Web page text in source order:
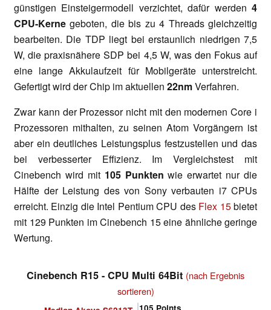
günstigen Einsteigermodell verzichtet, dafür werden 4
CPU-Kerne geboten, die bis zu 4 Threads gleichzeitig
bearbeiten. Die TDP liegt bei erstaunlich niedrigen 7,5
W, die praxisnähere SDP bei 4,5 W, was den Fokus auf
eine lange Akkulaufzeit für Mobilgeräte unterstreicht.
Gefertigt wird der Chip im aktuellen 22nmVerfahren.
Zwar kann der Prozessor nicht mit den modernen Core i
Prozessoren mithalten, zu seinen Atom Vorgängern ist
aber ein deutliches Leistungsplus festzustellen und das
bei verbesserter Effizienz. Im Vergleichstest mit
Cinebench wird mit 105 Punkten wie erwartet nur die
Hälfte der Leistung des von Sony verbauten i7 CPUs
erreicht. Einzig die Intel Pentium CPU des Flex 15bietet
mit 129 Punkten im Cinebench 15 eine ähnliche geringe
Wertung.
Cinebench R15 - CPU Multi 64Bit (nach Ergebnis
sortieren)